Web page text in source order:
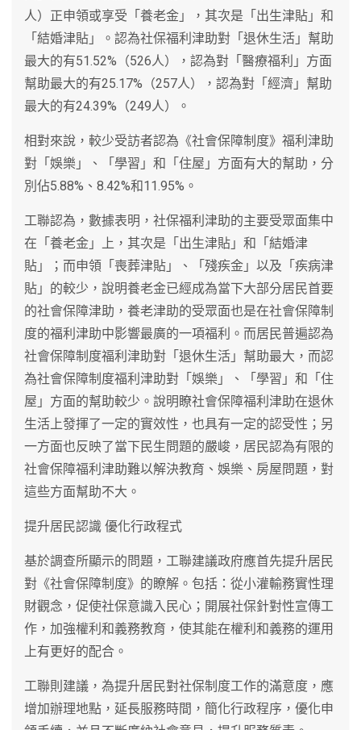
人）正申領或享受「養老金」，其次是「出生津貼」和
「結婚津貼」。認為社保福利津助對「退休生活」幫助
最大的有51.52%（526人），認為對「醫療福利」方面
幫助最大的有25.17%（257人），認為對「經濟」幫助
最大的有24.39%（249人）。
相對來說，較少受訪者認為《社會保障制度》福利津助
對「娛樂」、「學習」和「住屋」方面有大的幫助，分
別佔5.88%、8.42%和11.95%。
工聯認為，數據表明，社保福利津助的主要受眾面集中
在「養老金」上，其次是「出生津貼」和「結婚津
貼」；而申領「喪葬津貼」、「殘疾金」以及「疾病津
貼」的較少，說明養老金已經成為當下大部分居民首要
的社會保障津助，養老津助的受眾面也是在社會保障制
度的福利津助中影響最廣的一項福利。而居民普遍認為
社會保障制度福利津助對「退休生活」幫助最大，而認
為社會保障制度福利津助對「娛樂」、「學習」和「住
屋」方面的幫助較少。說明瞭社會保障福利津助在退休
生活上發揮了一定的實效性，也具有一定的認受性；另
一方面也反映了當下民生問題的嚴峻，居民認為有限的
社會保障福利津助難以解決教育、娛樂、房屋問題，對
這些方面幫助不大。
提升居民認識 優化行政程式
基於調查所顯示的問題，工聯建議政府應首先提升居民
對《社會保障制度》的瞭解。包括：從小灌輸務實性理
財觀念，促使社保意識入民心；開展社保針對性宣傳工
作，加強權利和義務教育，使其能在權利和義務的運用
上有更好的配合。
工聯則建議，為提升居民對社保制度工作的滿意度，應
增加辦理地點，延長服務時間，簡化行政程序，優化申